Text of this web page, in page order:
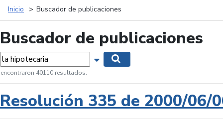
Inicio Buscador de publicaciones
Buscador de publicaciones
Mostrar opciones de búsqueda
encontraron 40110 resultados.
Resolución 335 de 2000/06/